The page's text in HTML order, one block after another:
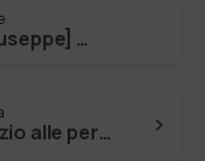
…
Verona Fedele – Il servizio alle persone sta nel Dna dell’Adoa